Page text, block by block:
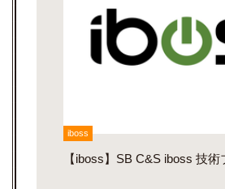
iboss
【iboss】SB C&S iboss 技